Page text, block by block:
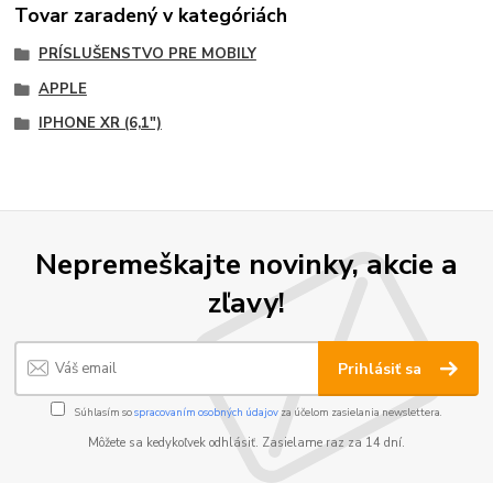
Tovar zaradený v kategóriách
PRÍSLUŠENSTVO PRE MOBILY
APPLE
IPHONE XR (6,1")
Nepremeškajte novinky, akcie a
zľavy!
Prihlásiť sa
Súhlasím sospracovaním osobných údajov za účelom zasielania newslettera.
Môžete sa kedykoľvek odhlásiť. Zasielame raz za 14 dní.